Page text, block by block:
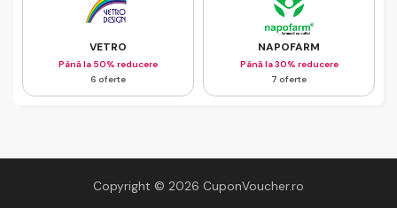
VETRO
Până la 50% reducere
6 oferte
NAPOFARM
Până la 30% reducere
7 oferte
Copyright © 2026 CuponVoucher.ro